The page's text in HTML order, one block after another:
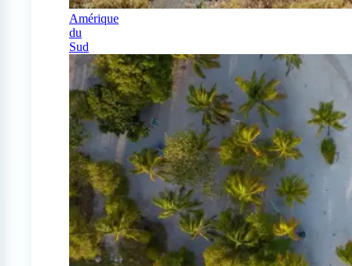
Amérique
du
Sud